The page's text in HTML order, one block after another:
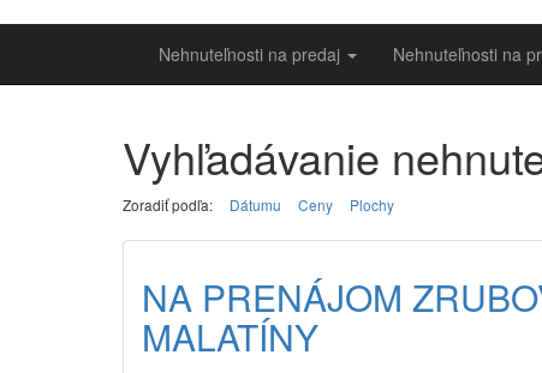
Nehnuteľnosti na predaj Nehnuteľnosti na
Vyhľadávanie
Zoradiť podľa: Dátumu Ceny Plochy
NA PRENÁJOM
MALATÍNY